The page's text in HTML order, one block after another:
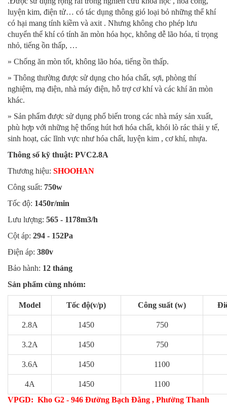
luyện kim, điện tử… có tác dụng thông gió loại bỏ những thể khí
có hại mang tính kiềm và axit . Nhưng không cho phép lưu
chuyển thể khí có tính ăn mòn hóa học, không dễ lão hóa, tỉ trọng
nhỏ, tiếng ồn thấp, …
» Chống ăn mòn tốt, không lão hóa, tiếng ồn thấp.
» Thông thường được sử dụng cho hóa chất, sợi, phòng thí
nghiệm, mạ điện, nhà máy điện, hỗ trợ cơ khí và các khí ăn mòn
khác.
» Sản phẩm được sử dụng phổ biến trong các nhà máy sản xuất,
phù hợp với những hệ thống hút hơi hóa chất, khói lò rác thải y tế,
sinh hoạt, các lĩnh vực như hóa chất, luyện kim , cơ khí, nhựa.
Thông số kỹ thuật: PVC2.8A
Thương hiệu: SHOOHAN
Công suất: 750w
Tốc độ: 1450r/min
Lưu lượng: 565 - 1178m3/h
Cột áp: 294 - 152Pa
Điện áp: 380v
Bảo hành: 12 tháng
Sản phẩm cùng nhóm:
Model Tốc độ(v/p) Công suất (w)
2.8A 1450 750
3.2A 1450 750
3.6A 1450 1100
4A 1450
1100
VPGD: Kho G2 - 946 Đường Bạch Đằng , Phường Thanh